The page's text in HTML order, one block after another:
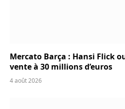
Mercato Barça : Hansi Flick
vente à 30 millions d’euros
4 août 2026